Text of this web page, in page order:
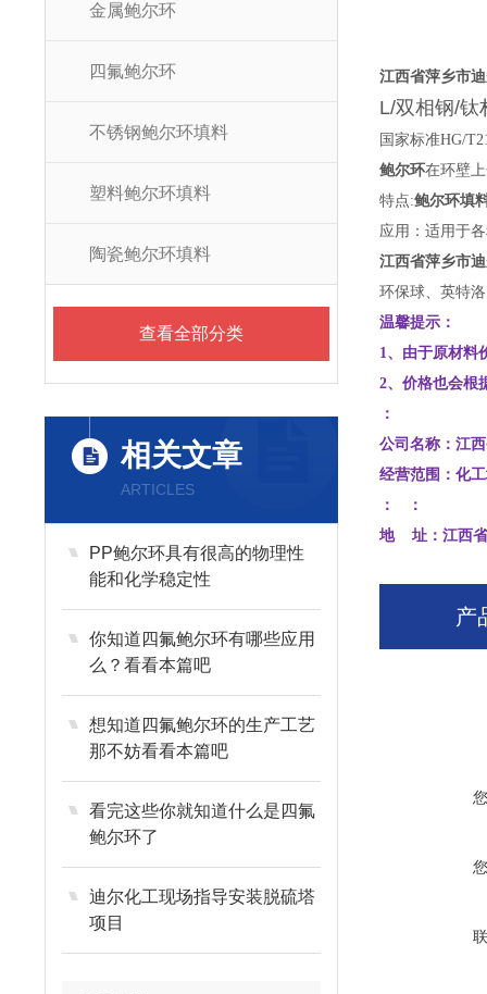
金属鲍尔环
四氟鲍尔环
不锈钢鲍尔环填料
塑料鲍尔环填料
陶瓷鲍尔环填料
查看全部分类
相关文章
ARTICLES
PP鲍尔环具有很高的物理性
能和化学稳定性
你知道四氟鲍尔环有哪些应用
么？看看本篇吧
想知道四氟鲍尔环的生产工艺
那不妨看看本篇吧
看完这些你就知道什么是四氟
鲍尔环了
迪尔化工现场指导安装脱硫塔
项目
江西省萍乡市
L/双相钢/钛
国家标准HG/
鲍尔环在环壁
特点:鲍尔环填
应用：适用于
江西省萍乡市
环保球、英特
温馨提示：
1、由于原材料
2、价格也会根
：
公司名称：江
经营范围：化
： ：
地 址：江西省
产